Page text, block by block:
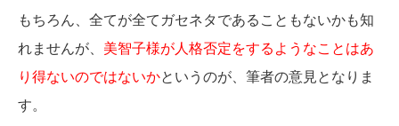
もちろん、全てが全てガセネタであることもないかも知
れませんが、 美智子様が人格否定をするようなことはあ
り得ないのではないかというのが、筆者の意見となりま
す。